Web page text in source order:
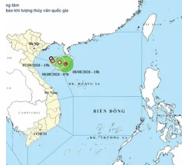
#thử hạt nhân #phóng tên lửa đạn đạo
#Triều Tiên
Hàn Quốc Triều Tiên